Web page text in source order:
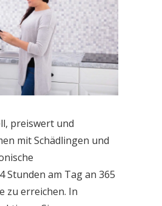
preiswert und
Stunden am Tag an 365